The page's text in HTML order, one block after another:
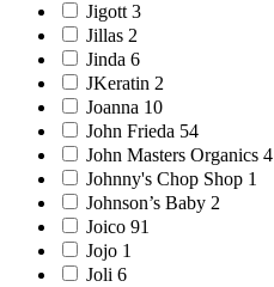
Jigott 3
Jillas 2
Jinda 6
JKeratin 2
Joanna 10
John Frieda 54
John Masters Organics 4
Johnny's Chop Shop 1
Johnson’s Baby 2
Joico 91
Jojo 1
Joli 6